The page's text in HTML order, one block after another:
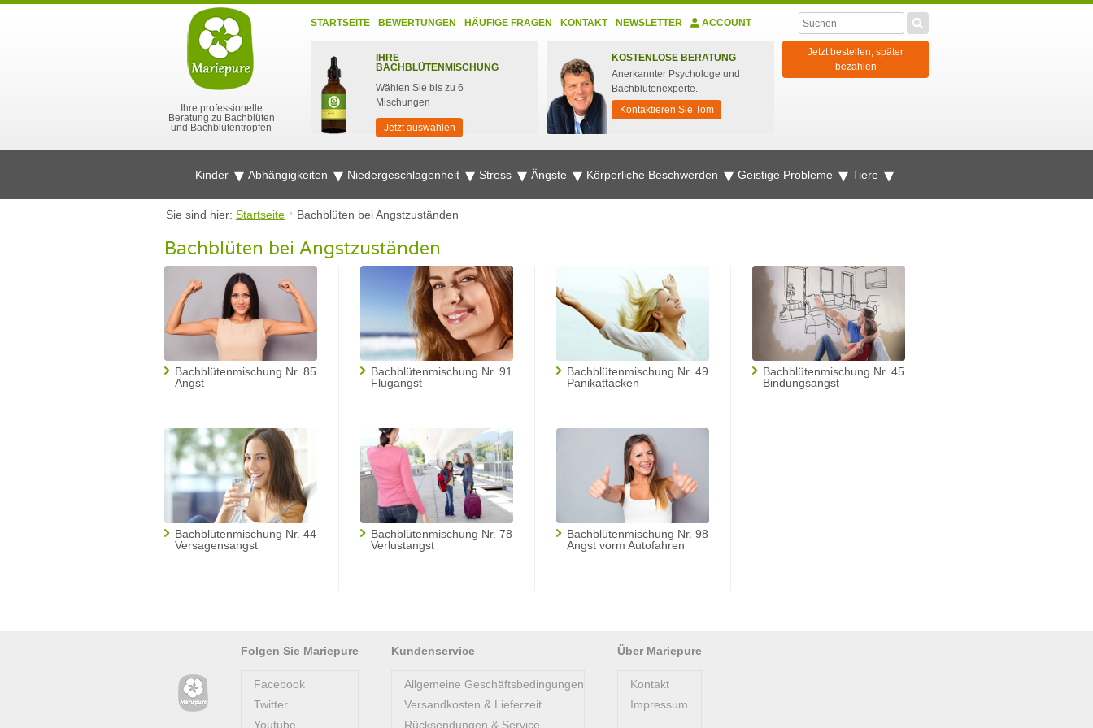
Ihre professionelle
Beratung zu Bachblüten
und Bachblütentropfen
STARTSEITE BEWERTUNGEN HÄUFIGE FRAGEN KONTAKT NEWSLETTER ACCOUNT
IHRE
BACHBLÜTENMISCHUNG
Wählen Sie bis zu 6
Mischungen
Jetzt auswählen
KOSTENLOSE BERATUNG
Anerkannter Psychologe und
Bachblütenexperte.
Kontaktieren Sie Tom
Jetzt bestellen, später
bezahlen
Kinder Abhängigkeiten Niedergeschlagenheit Stress Ängste Körperliche Beschwerden Geistige Probleme Tiere
Sie sind hier: Startseite Bachblüten bei Angstzuständen
Bachblüten bei Angstzuständen
Bachblütenmischung Nr. 85
Angst
Bachblütenmischung Nr. 91
Flugangst
Bachblütenmischung Nr. 49
Panikattacken
Bachblütenmischung Nr. 45
Bindungsangst
Bachblütenmischung Nr. 44
Versagensangst
Bachblütenmischung Nr. 78
Verlustangst
Bachblütenmischung Nr. 98
Angst vorm Autofahren
Folgen Sie Mariepure
Facebook
Twitter
Youtube
Kundenservice
Allgemeine Geschäftsbedingungen
Versandkosten & Lieferzeit
Rücksendungen & Service
Über Mariepure
Kontakt
Impressum